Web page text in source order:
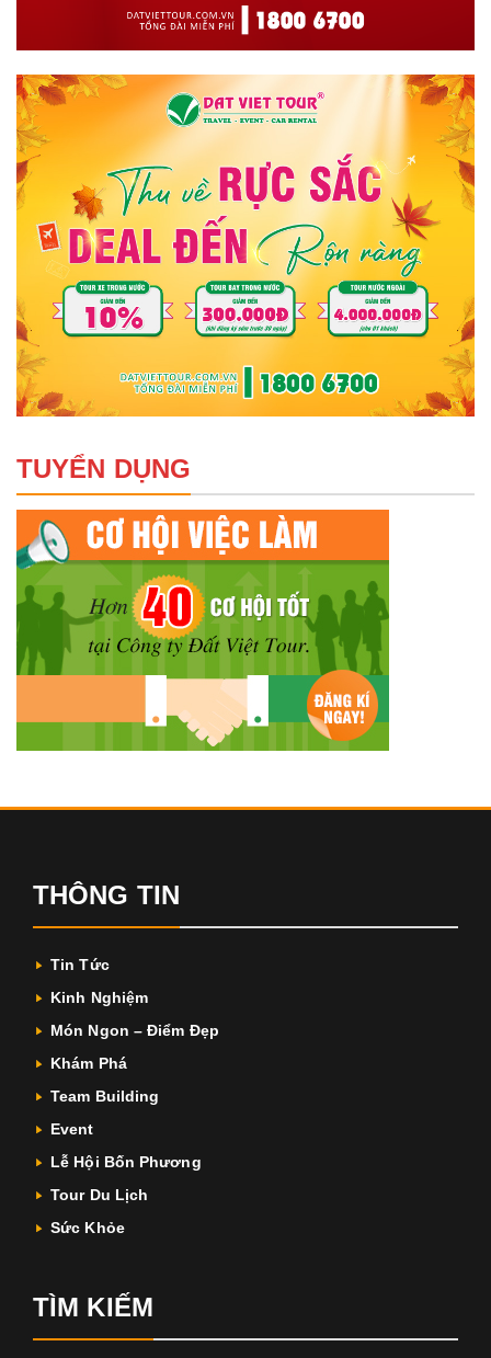
TUYỂN DỤNG
THÔNG TIN
Tin Tức
Kinh Nghiệm
Món Ngon – Điểm Đẹp
Khám Phá
Team Building
Event
Lễ Hội Bốn Phương
Tour Du Lịch
Sức Khỏe
TÌM KIẾM